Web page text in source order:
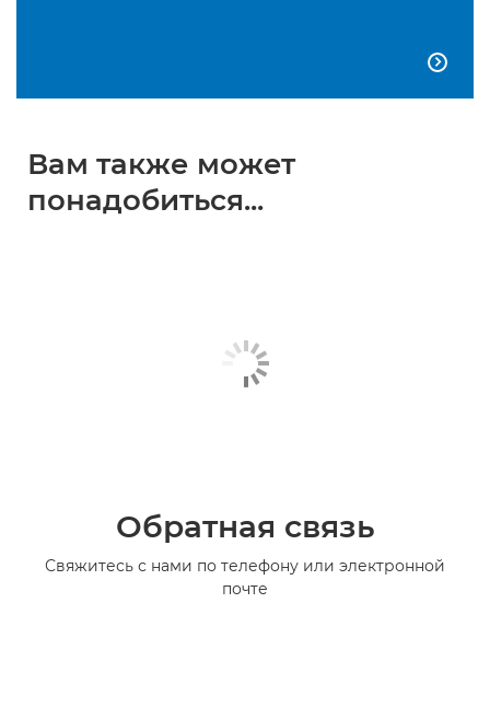

Вам также может
понадобиться...
Обратная связь
Свяжитесь с нами по телефону или электронной
почте